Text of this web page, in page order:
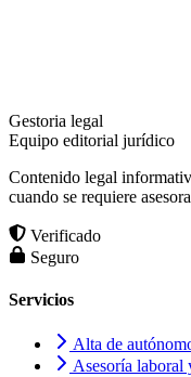
Gestoria legal
Equipo editorial jurídico
Contenido legal
cuando se requiere
Verificado
Seguro
Servicios
Alta de
Asesoría laboral